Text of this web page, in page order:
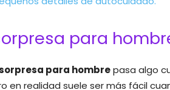
para
para hombrepasa algo
en realidad suele ser más fácil